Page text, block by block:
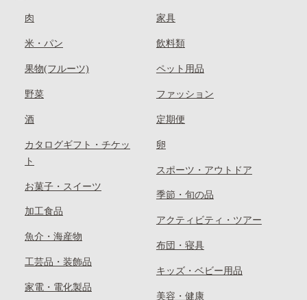
肉
米・パン
果物(フルーツ)
野菜
酒
カタログギフト・チケッ
ト
お菓子・スイーツ
加工食品
魚介・海産物
工芸品・装飾品
家電・電化製品
家具
飲料類
ペット用品
ファッション
定期便
卵
スポーツ・アウトドア
季節・旬の品
アクティビティ・ツアー
布団・寝具
キッズ・ベビー用品
美容・健康